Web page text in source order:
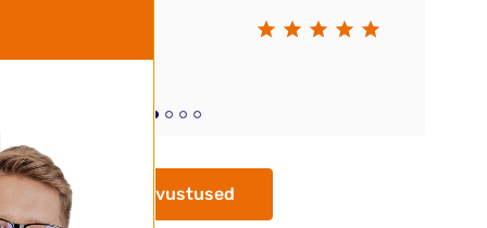
Kõik arvustused